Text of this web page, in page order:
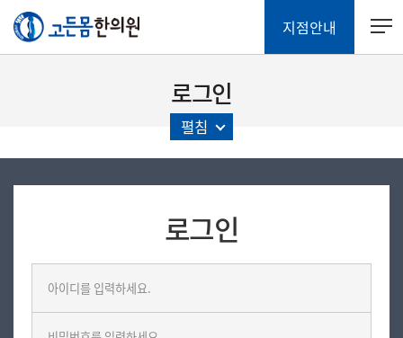
지점안내
로그인
펼침
로그인